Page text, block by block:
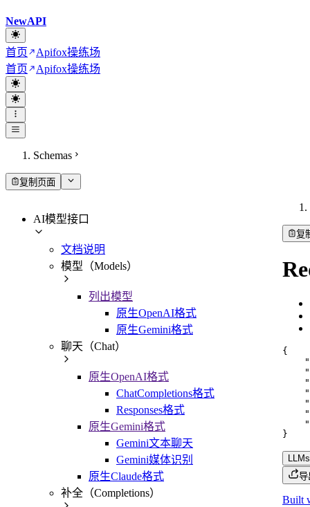
NewAPI
首页
Apifox操练场
首页
Apifox操练场
Schemas
复制页面
AI模型接口
文档说明
模型（Models）
列出模型
原生OpenAI格式
原生Gemini格式
聊天（Chat）
原生OpenAI格式
ChatCompletions格式
Responses格式
原生Gemini格式
Gemini文本聊天
Gemini媒体识别
原生Claude格式
补全（Completions）
复
{
}
导
Built